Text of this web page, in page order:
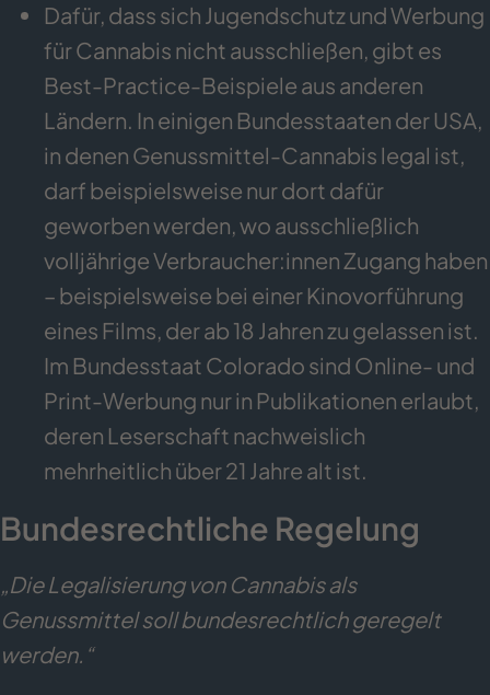
Dafür, dass sich Jugendschutz und Werbung
für Cannabis nicht ausschließen, gibt es
Best-Practice-Beispiele aus anderen
Ländern. In einigen Bundesstaaten der USA,
in denen Genussmittel-Cannabis legal ist,
darf beispielsweise nur dort dafür
geworben werden, wo ausschließlich
volljährige Verbraucher:innen Zugang haben
– beispielsweise bei einer Kinovorführung
eines Films, der ab 18 Jahren zu gelassen ist.
Im Bundesstaat Colorado sind Online- und
Print-Werbung nur in Publikationen erlaubt,
deren Leserschaft nachweislich
mehrheitlich über 21 Jahre alt ist.
Bundesrechtliche Regelung
„Die Legalisierung von Cannabis als
Genussmittel soll bundesrechtlich geregelt
werden.“